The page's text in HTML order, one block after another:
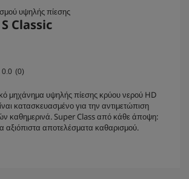
υψηλής πίεσης
Classic
0.0 (0)
μηχάνημα υψηλής πίεσης κρύου νερού HD
κατασκευασμένο για την αντιμετώπιση
καθημερινά. Super Class από κάθε άποψη:
αξιόπιστα αποτελέσματα καθαρισμού.